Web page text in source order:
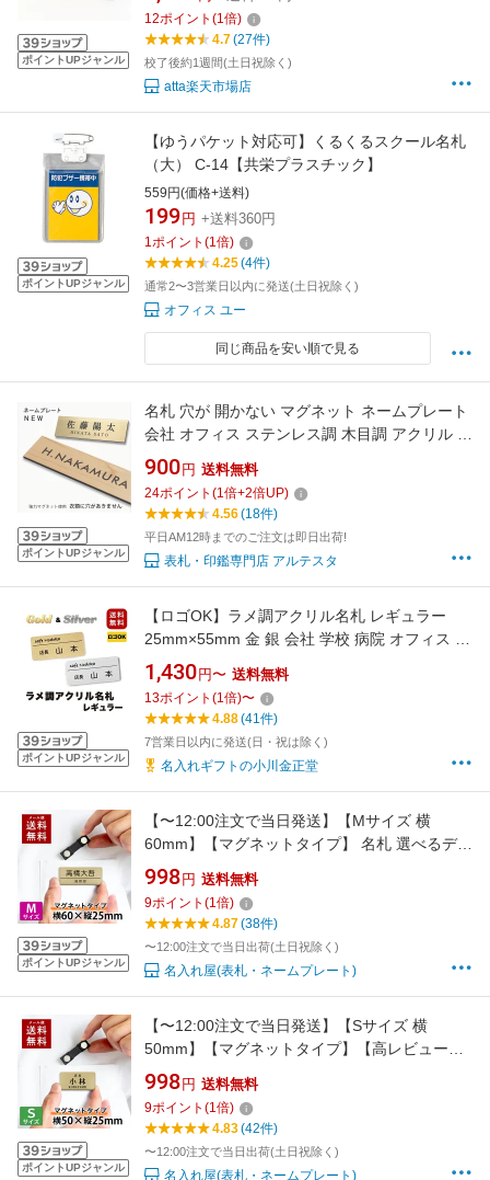
ポイントUPジャンル
12ポイント (1倍)
4.7(27件)
校了後約1週間(土日祝除く)
atta楽天市場店
ポイントUPジャンル
【ゆうパケット対応可】くるくるスクール名札
（大） C-14【共栄プラスチック】
559円(価格+送料)
199 円 +送料360円
1ポイント (1倍)
4.25(4件)
通常2〜3営業日以内に発送(土日祝除く)
オフィス ユー
同じ商品を安い順で見る
ポイントUPジャンル
名札 穴が 開かない マグネット ネームプレート
会社 オフィス ステンレス調 木目調 アクリル プ
レート 二層板 ゴールド シルバー 木目 ネームタ
グ ネームプレート レーザー彫刻 ゆうパケット2
900 円 送料無料
24ポイント (1倍+2倍UP)
4.56(18件)
平日AM12時までのご注文は即日出荷!
表札・印鑑専門店 アルテスタ
ポイントUPジャンル
【ロゴOK】ラメ調アクリル名札 レギュラー
25mm×55mm 金 銀 会社 学校 病院 オフィス ホ
テル クリニック カフェ お店 受付 アクリル 名
札 ネームプレート ネームタグ クリップ バッジ
ゴールド・シルバー【デザイン作成費込 aiデー
タ入稿OK】＜1点より作成します＞
1,430 円〜 送料無料
13ポイント (1倍)〜
4.88(41件)
7営業日以内に発送(日・祝は除く)
名入れギフトの小川金正堂
ポイントUPジャンル
【〜12:00注文で当日発送】【Mサイズ 横
60mm】【マグネットタイプ】 名札 選べるデザ
イン 1個から製作 作成 ネームプレート ネーム
タグ ホテル 会社 学校 病院 オフィス クリニッ
ク お店 アクリル 刻印 名前 オーダー 名入れ シ
ルバー ゴールド ステンレス 木目
998 円 送料無料
9ポイント (1倍)
4.87(38件)
〜12:00注文で当日出荷(土日祝除く)
名入れ屋(表札・ネームプレート)
ポイントUPジャンル
【〜12:00注文で当日発送】【Sサイズ 横
50mm】【マグネットタイプ】【高レビュー
4.85点】名札 選べるデザイン 1個から製作 作成
ネームプレート ネームタグ ホテル 会社 学校 病
院 オフィス クリニック お店 アクリル 刻印 名
前 オーダー シルバー ゴールド ステンレス 木
998 円 送料無料
9ポイント (1倍)
4.83(42件)
〜12:00注文で当日出荷(土日祝除く)
名入れ屋(表札・ネームプレート)